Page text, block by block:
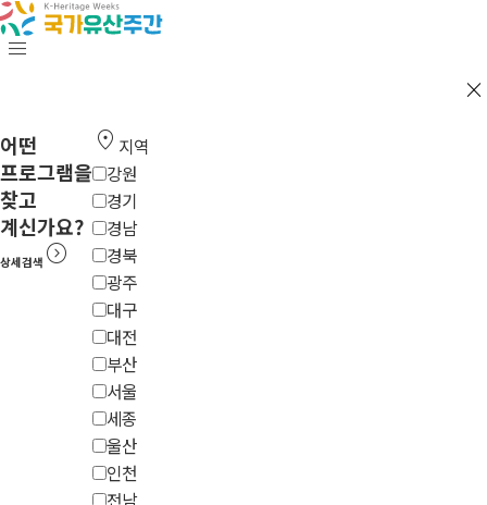
menu
close
어떤
프로그램을
찾고
계신가요?
상세검색 expand_circle_right
location_on 지역
강원
경기
경남
경북
광주
대구
대전
부산
서울
세종
울산
인천